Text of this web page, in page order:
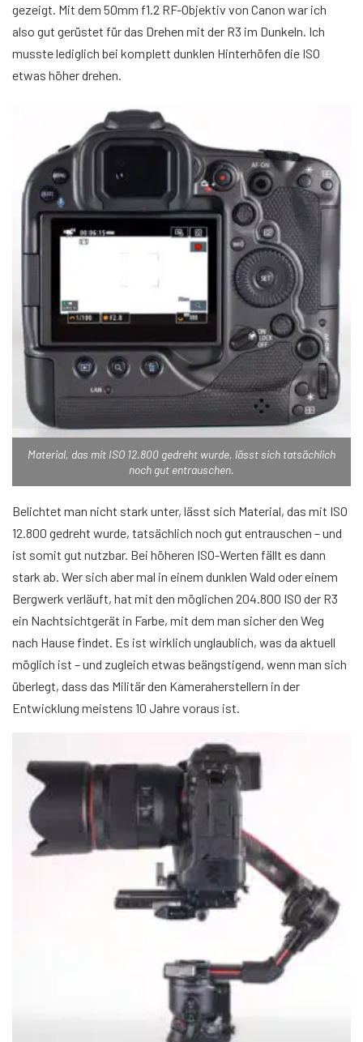
gezeigt. Mit dem 50mm f1.2 RF-Objektiv von Canon war ich
also gut gerüstet für das Drehen mit der R3 im Dunkeln. Ich
musste lediglich bei komplett dunklen Hinterhöfen die ISO
etwas höher drehen.
Material, das mit ISO 12.800 gedreht wurde, lässt sich tatsächlich
noch gut entrauschen.
Belichtet man nicht stark unter, lässt sich Material, das mit ISO
12.800 gedreht wurde, tatsächlich noch gut entrauschen – und
ist somit gut nutzbar. Bei höheren ISO-Werten fällt es dann
stark ab. Wer sich aber mal in einem dunklen Wald oder einem
Bergwerk verläuft, hat mit den möglichen 204.800 ISO der R3
ein Nachtsichtgerät in Farbe, mit dem man sicher den Weg
nach Hause findet. Es ist wirklich unglaublich, was da aktuell
möglich ist – und zugleich etwas beängstigend, wenn man sich
überlegt, dass das Militär den Kameraherstellern in der
Entwicklung meistens 10 Jahre voraus ist.